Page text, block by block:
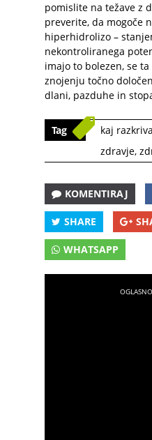
pomislite na težave z
preverite, da mogoče
hiperhidrolizo –
nekontroliranega
imajo to bolezen, se
znojenju točno
dlani, pazduhe in
Tag kaj
zdravje,
KOMENTIRAJ
SHARE
WHATSAPP